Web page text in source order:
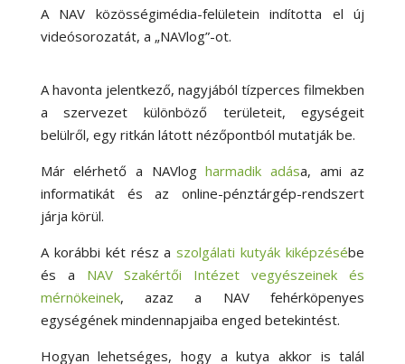
A NAV közösségimédia-felületein indította el új
videósorozatát, a „NAVlog”-ot.
A havonta jelentkező, nagyjából tízperces filmekben
a szervezet különböző területeit, egységeit
belülről, egy ritkán látott nézőpontból mutatják be.
Már elérhető a NAVlogharmadik adása, ami az
informatikát és az online-pénztárgép-rendszert
járja körül.
A korábbi két rész aszolgálati kutyák kiképzésébe
és a NAV Szakértői Intézet vegyészeinek és
mérnökeinek, azaz a NAV fehérköpenyes
egységének mindennapjaiba enged betekintést.
Hogyan lehetséges, hogy a kutya akkor is talál